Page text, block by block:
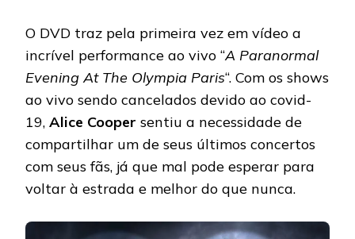
O DVD traz pela primeira vez em vídeo a
incrível performance ao vivo “A Paranormal
Evening At The Olympia Paris“. Com os shows
ao vivo sendo cancelados devido ao covid-
19, Alice Cooper sentiu a necessidade de
compartilhar um de seus últimos concertos
com seus fãs, já que mal pode esperar para
voltar à estrada e melhor do que nunca.